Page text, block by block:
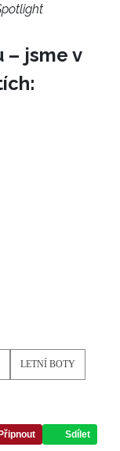
– jsme v
LETNÍ BOTY
Sdílet